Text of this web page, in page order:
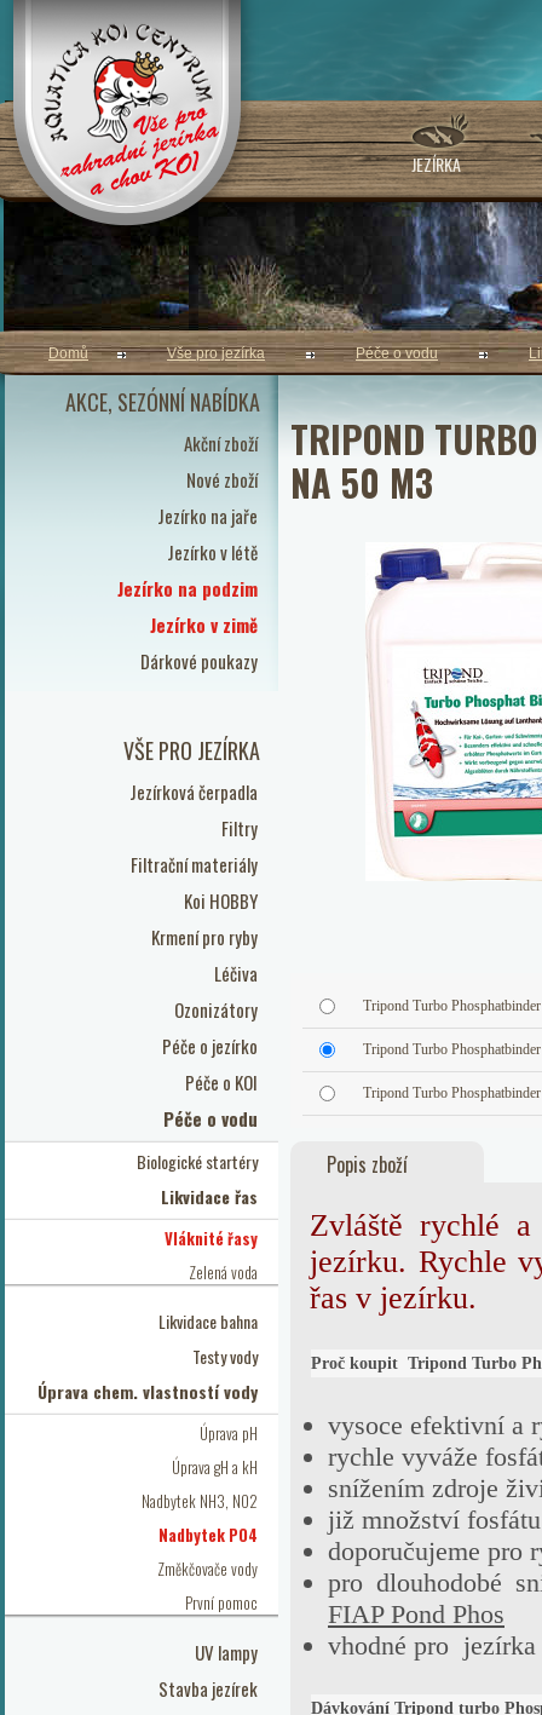
JEZÍRKA
AKCE, SEZÓNNÍ NABÍDKA
Akční zboží
Nové zboží
Jezírko na jaře
Jezírko v létě
Jezírko na podzim
Jezírko v zimě
Dárkové poukazy
VŠE PRO JEZÍRKA
Jezírková čerpadla
Filtry
Filtrační materiály
Koi HOBBY
Krmení pro ryby
Léčiva
Ozonizátory
Péče o jezírko
Péče o KOI
Péče o vodu
Biologické startéry
Likvidace řas
Vláknité řasy
Zelená voda
Likvidace bahna
Testy vody
Úprava chem. vlastností vody
Úprava pH
Úprava gH a kH
Nadbytek NH3, NO2
Nadbytek PO4
Změkčovače vody
První pomoc
UV lampy
Stavba jezírek
Domů Vše pro jezírka Péče o vodu
TRIPOND
NA 50 M3
Tripond Turbo
Tripond Turbo
Tripond Turbo
Popis zboží
Zvláště rychlé
jezírku. Rychle
řas v jezírku.
Proč koupit Tripond Turbo
vysoce efektivní a
rychle vyváže
snížením zdroje
již množství
doporučujeme pro
pro dlouhodobé
FIAP Pond Phos
vhodné pro jezírka
Dávkování Tripond turbo